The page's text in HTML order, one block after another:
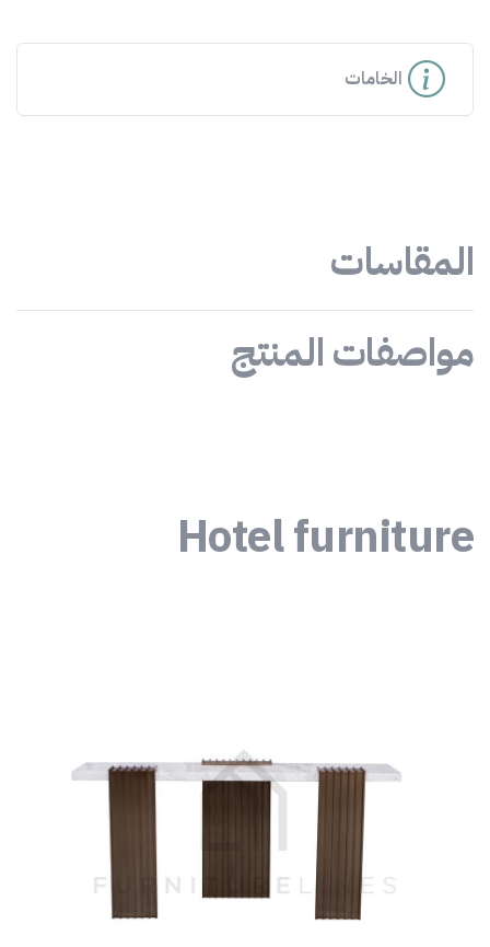
الخامات
المقاسات
مواصفات المنتج
Hotel furniture